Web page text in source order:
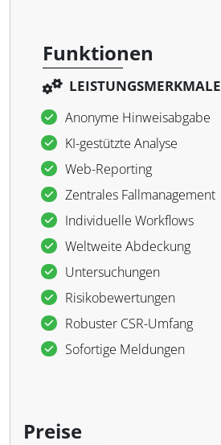
Funktionen
LEISTUNGSMERKMALE
Anonyme Hinweisabgabe
KI-gestützte Analyse
Web-Reporting
Zentrales Fallmanagement
Individuelle Workflows
Weltweite Abdeckung
Untersuchungen
Risikobewertungen
Robuster CSR-Umfang
Sofortige Meldungen
Preise